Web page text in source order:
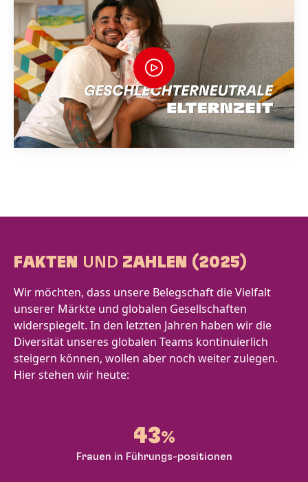
FAKTEN UND ZAHLEN (2025)
Wir möchten, dass unsere Belegschaft die Vielfalt
unserer Märkte und globalen Gesellschaften
widerspiegelt. In den letzten Jahren haben wir die
Diversität unseres globalen Teams kontinuierlich
steigern können, wollen aber noch weiter zulegen.
Hier stehen wir heute:
43%
Frauen in Führungs-positionen